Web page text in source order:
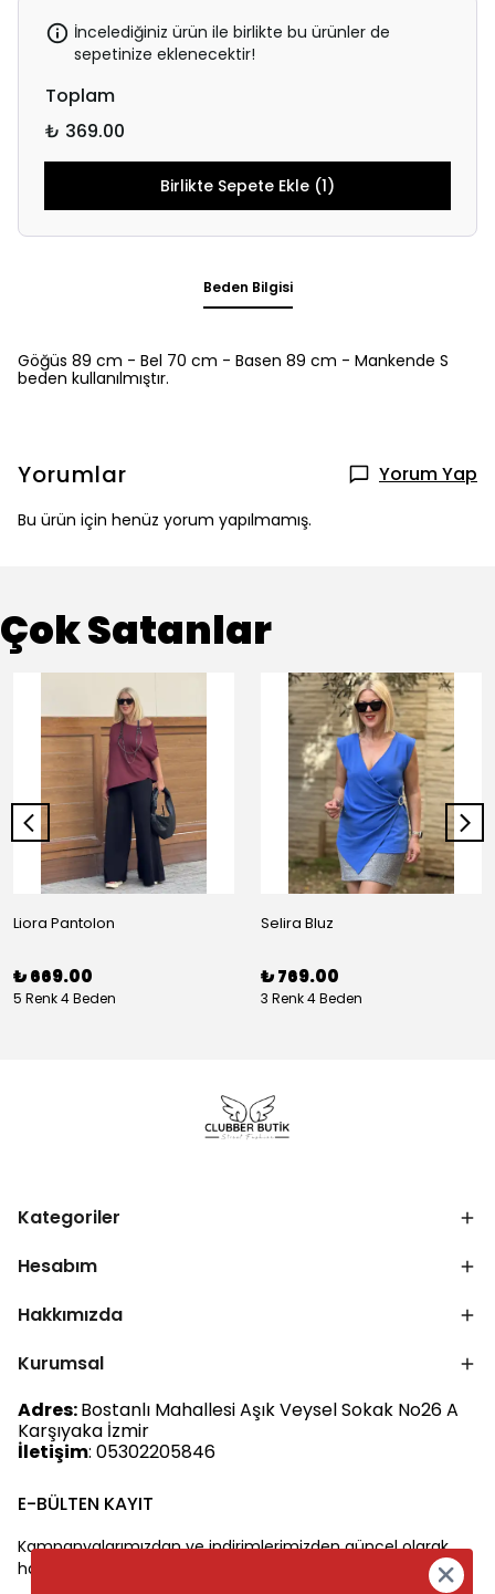
İncelediğiniz ürün ile birlikte bu ürünler de
sepetinize eklenecektir!
Toplam
₺ 369.00
Birlikte Sepete Ekle (1)
Beden Bilgisi
Göğüs 89 cm - Bel 70 cm - Basen 89 cm - Mankende S
beden kullanılmıştır.
Yorumlar Yorum Yap
Bu ürün için henüz yorum yapılmamış.
Çok Satanlar
Liora Pantolon
₺ 669.00
5 Renk 4 Beden
Selira Bluz
₺ 769.00
3 Renk 4 Beden
Kategoriler
Hesabım
Hakkımızda
Kurumsal
Adres:Bostanlı Mahallesi Aşık Veysel Sokak No26 A
Karşıyaka İzmir
İletişim: 05302205846
E-BÜLTEN KAYIT
Kampanyalarımızdan ve indirimlerimizden güncel olarak
haberdar olun.